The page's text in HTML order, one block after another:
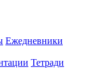
Ежедневники
Тетради